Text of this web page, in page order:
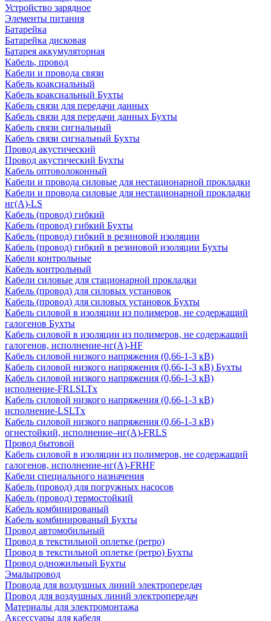
Устройство зарядное
Элементы питания
Батарейка
Батарейка дисковая
Батарея аккумуляторная
Кабель, провод
Кабели и провода связи
Кабель коаксиальный
Кабель коаксиальный Бухты
Кабель связи для передачи данных
Кабель связи для передачи данных Бухты
Кабель связи сигнальный
Кабель связи сигнальный Бухты
Провод акустический
Провод акустический Бухты
Кабель оптоволоконный
Кабели и провода силовые для нестационарной прокладки
Кабели и провода силовые для нестационарной прокладки
нг(А)-LS
Кабель (провод) гибкий
Кабель (провод) гибкий Бухты
Кабель (провод) гибкий в резиновой изоляции
Кабель (провод) гибкий в резиновой изоляции Бухты
Кабели контрольные
Кабель контрольный
Кабели силовые для стационарной прокладки
Кабель (провод) для силовых установок
Кабель (провод) для силовых установок Бухты
Кабель силовой в изоляции из полимеров, не содержащий
галогенов Бухты
Кабель силовой в изоляции из полимеров, не содержащий
галогенов, исполнение-нг(А)-HF
Кабель силовой низкого напряжения (0,66-1-3 кВ)
Кабель силовой низкого напряжения (0,66-1-3 кВ) Бухты
Кабель силовой низкого напряжения (0,66-1-3 кВ)
исполнение-FRLSLTx
Кабель силовой низкого напряжения (0,66-1-3 кВ)
исполнение-LSLTx
Кабель силовой низкого напряжения (0,66-1-3 кВ)
огнестойкий, исполнение–нг(А)-FRLS
Провод бытовой
Кабель силовой в изоляции из полимеров, не содержащий
галогенов, исполнение-нг(А)-FRHF
Кабели специального назначения
Кабель (провод) для погружных насосов
Кабель (провод) термостойкий
Кабель комбинированый
Кабель комбинированый Бухты
Провод автомобильный
Провод в текстильной оплетке (ретро)
Провод в текстильной оплетке (ретро) Бухты
Провод одножильный Бухты
Эмальпровод
Провода для воздушных линий электропередач
Провод для воздушных линий электропередач
Материалы для электромонтажа
Аксессуары для кабеля